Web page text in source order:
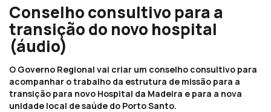
Conselho consultivo para a
transição do novo hospital
(áudio)
O Governo Regional vai criar um conselho consultivo para
acompanhar o trabalho da estrutura de missão para a
transição para novo Hospital da Madeira e para a nova
unidade local de saúde do Porto Santo.